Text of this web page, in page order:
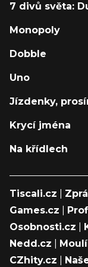
7 divů světa:
Monopoly
Dobble
Uno
Jízdenky,
Krycí jména
Na křídlech
Tiscali.cz
Games.cz
Osobnosti.cz
Nedd.cz
CZhity.cz